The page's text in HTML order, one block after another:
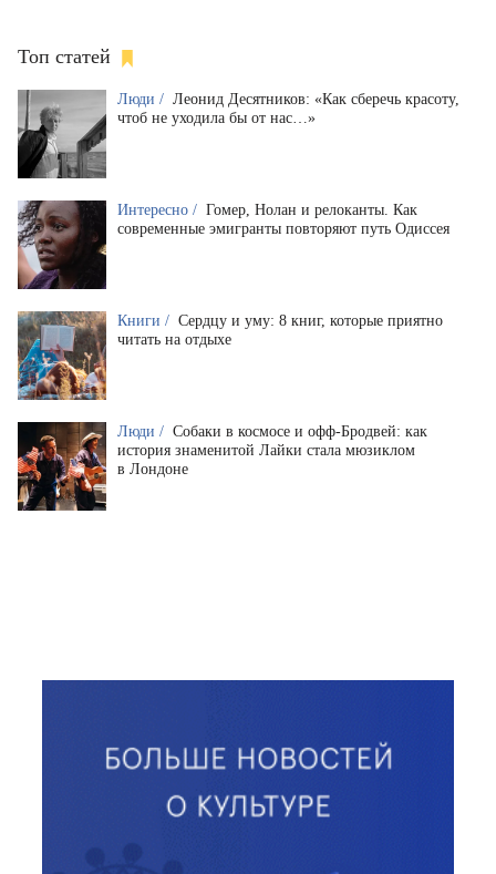
Топ статей
Люди / Леонид Десятников: «Как сберечь красоту,
чтоб не уходила бы от нас…»
Интересно / Гомер, Нолан и релоканты. Как
современные эмигранты повторяют путь Одиссея
Книги / Сердцу и уму: 8 книг, которые приятно
читать на отдыхе
Люди / Собаки в космосе и офф-Бродвей: как
история знаменитой Лайки стала мюзиклом
в Лондоне